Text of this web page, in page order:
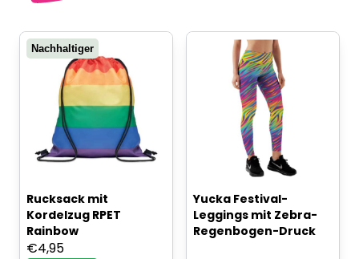
Nachhaltiger
Rucksack mit
Kordelzug RPET
Rainbow
€4,95
Yucka Festival-
Leggings mit Zebra-
Regenbogen-Druck